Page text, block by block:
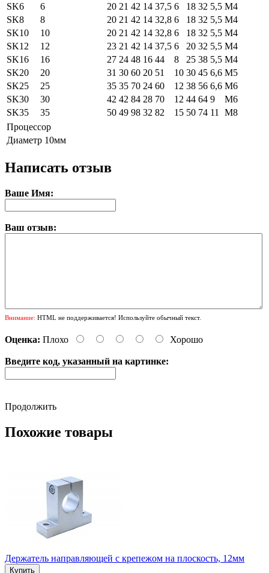
SK6
6 20 21 42 14 37,5 6 18 32 5,5 М4
SK8
8 20 21 42 14 32,8 6 18 32 5,5 М4
SK10
10 20 21 42 14 32,8 6 18 32 5,5 М4
SK12
12 23 21 42 14 37,5 6 20 32 5,5 М4
SK16
16 27 24 48 16 44 8 25 38 5,5 М4
SK20
20 31 30 60 20 51 10 30 45 6,6 М5
SK25
25 35 35 70 24 60 12 38 56 6,6 М6
SK30
30 42 42 84 28 70 12 44 64 9
М6
SK35
35 50 49 98 32 82 15 50 74 11
М8
Процессор
Диаметр 10мм
Написать отзыв
Ваше Имя:
Ваш отзыв:
Внимание: HTML не поддерживается! Используйте обычный текст.
Оценка: Плохо Хорошо
Введите код, указанный на картинке:
Продолжить
Похожие товары
Держатель направляющей с крепежом на плоскость, 12мм